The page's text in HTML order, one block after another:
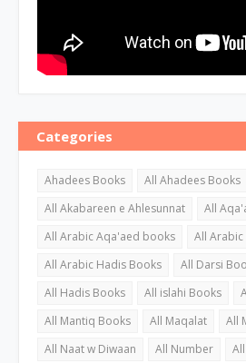
Categories
Ahadees Books
All Ahadees Books
All Akabareen e Ahlesunnat
All
All Arabic Aqa'aed books
All
All Arabic Hadis Books
All Darsi
All Hadis Books
All islahi Books
All Mantiq Books
All Maqalat
All
All Naat w Diwaan
All Number